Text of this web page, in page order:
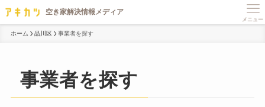
メニュー
ホーム 品川区 事業者を探す
事業者を探す